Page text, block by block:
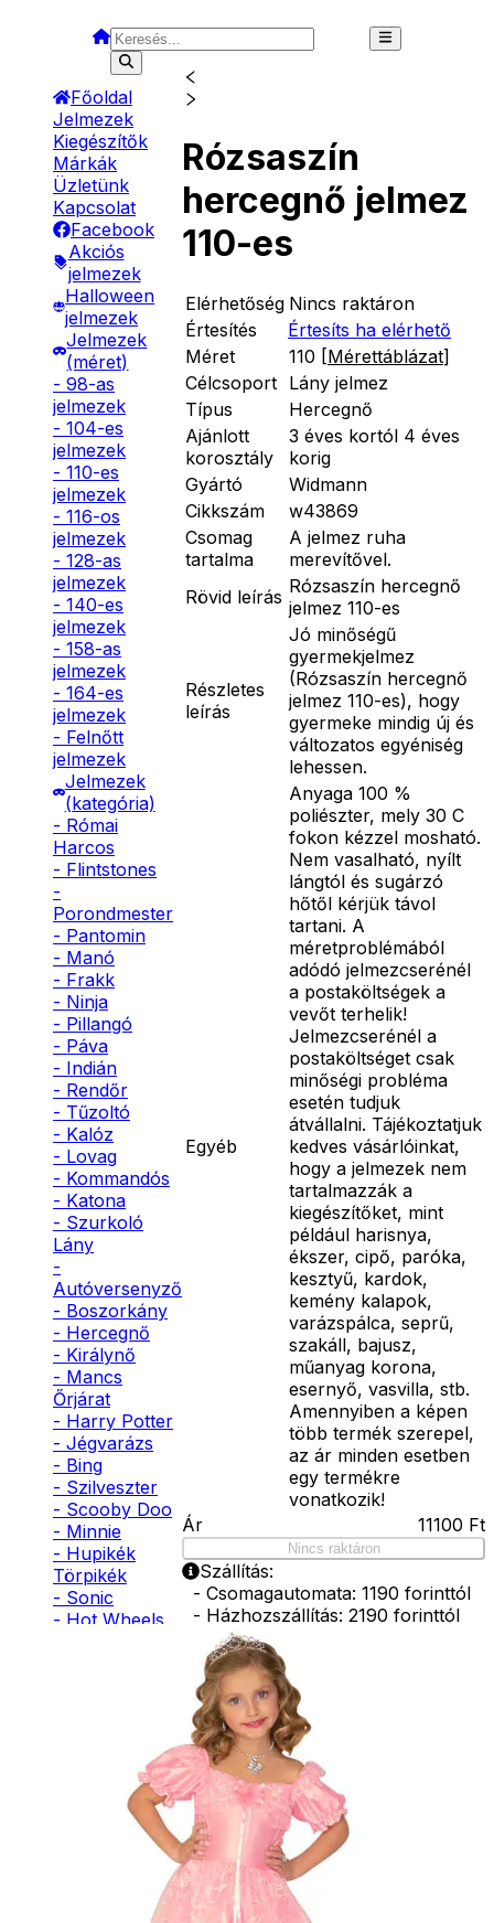
Főoldal
Jelmezek
Kiegészítők
Márkák
Üzletünk
Kapcsolat
Facebook
Akciós
jelmezek
Halloween
jelmezek
Jelmezek
(méret)
- 98-as
jelmezek
- 104-es
jelmezek
- 110-es
jelmezek
- 116-os
jelmezek
- 128-as
jelmezek
- 140-es
jelmezek
- 158-as
jelmezek
- 164-es
jelmezek
- Felnőtt
jelmezek
Jelmezek
(kategória)
- Római
Harcos
- Flintstones
-
Porondmester
- Pantomin
- Manó
- Frakk
- Ninja
- Pillangó
- Páva
- Indián
- Rendőr
- Tűzoltó
- Kalóz
- Lovag
- Kommandós
- Katona
- Szurkoló
Lány
-
Autóversenyző
- Boszorkány
- Hercegnő
- Királynő
- Mancs
Őrjárat
- Harry Potter
- Jégvarázs
- Bing
- Szilveszter
- Scooby Doo
- Minnie
- Hupikék
Törpikék
- Sonic
- Hot Wheels
- Batman
- Robin Hood
- Pán Péter
- Super Mario
Rózsaszín
hercegnő jelmez
110-es
Elérhetőség Nincs raktáron
Értesítés
Értesíts ha elérhető
Méret
110 [Mérettáblázat]
Célcsoport Lány jelmez
Típus
Hercegnő
Ajánlott
korosztály
3 éves kortól 4 éves
korig
Gyártó
Widmann
Cikkszám
w43869
Csomag
tartalma
A jelmez ruha
merevítővel.
Rövid leírás Rózsaszín hercegnő
jelmez 110-es
Részletes
leírás
Jó minőségű
gyermekjelmez
(Rózsaszín hercegnő
jelmez 110-es), hogy
gyermeke mindig új és
változatos egyéniség
lehessen.
Egyéb
Anyaga 100 %
poliészter, mely 30 C
fokon kézzel mosható.
Nem vasalható, nyílt
lángtól és sugárzó
hőtől kérjük távol
tartani. A
méretproblémából
adódó jelmezcserénél
a postaköltségek a
vevőt terhelik!
Jelmezcserénél a
postaköltséget csak
minőségi probléma
esetén tudjuk
átvállalni. Tájékoztatjuk
kedves vásárlóinkat,
hogy a jelmezek nem
tartalmazzák a
kiegészítőket, mint
például harisnya,
ékszer, cipő, paróka,
kesztyű, kardok,
kemény kalapok,
varázspálca, seprű,
szakáll, bajusz,
műanyag korona,
esernyő, vasvilla, stb.
Amennyiben a képen
több termék szerepel,
az ár minden esetben
egy termékre
vonatkozik!
Ár
11100 Ft
Nincs raktáron
Szállítás:
- Csomagautomata: 1190 forinttól
- Házhozszállítás: 2190 forinttól
- Személyes átvétel: ingyenesen